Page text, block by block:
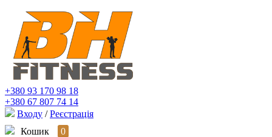
+380 93 170 98 18
+380 67 807 74 14
Входу / Реєстрація
Кошик
0